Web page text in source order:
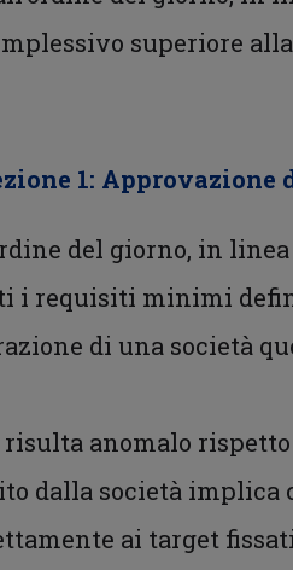
superiore
1:
del giorno, in
i requisiti minimi
di una società
anomalo
dalla società
ai target